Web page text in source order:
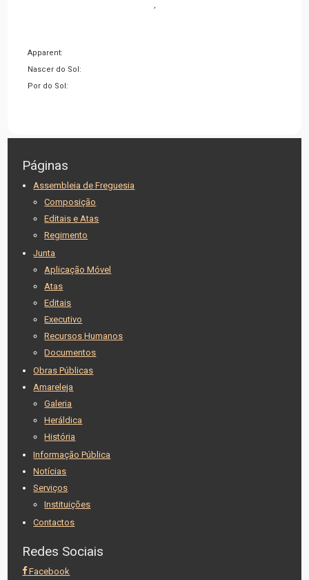
,
Apparent:
Nascer do Sol:
Por do Sol:
Páginas
Assembleia de Freguesia
Composição
Editais e Atas
Regimento
Junta
Aplicação Móvel
Atas
Editais
Executivo
Recursos Humanos
Documentos
Obras Públicas
Amareleja
Galeria
Heráldica
História
Informação Pública
Notícias
Serviços
Instituições
Contactos
Redes Sociais
Facebook